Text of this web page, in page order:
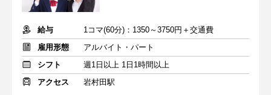
給与
1コマ(60分)：1350～3750円＋交通費
雇用形態
アルバイト・パート
シフト
週1日以上 1日1時間以上
アクセス
岩村田駅